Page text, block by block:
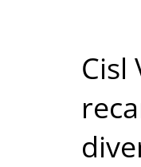
Cisl